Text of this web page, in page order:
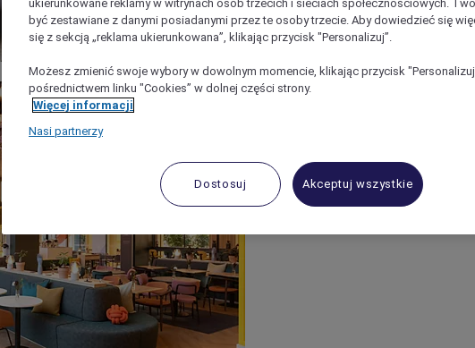
ukierunkowane reklamy w witrynach osób trzecich i sieciach społecznościowych.
być zestawiane z danymi posiadanymi przez te osoby trzecie. Aby dowiedzieć się
się z sekcją „reklama ukierunkowana”, klikając przycisk "Personalizuj”.
Możesz zmienić swoje wybory w dowolnym momencie, klikając przycisk
pośrednictwem linku "Cookies” w dolnej części strony.
Więcej informacji
Nasi partnerzy
Dostosuj Akceptuj wszystkie